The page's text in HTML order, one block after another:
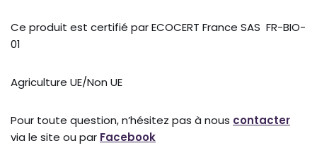
Ce produit est certifié par ECOCERT France SAS FR-BIO-
01
Agriculture UE/Non UE
Pour toute question, n’hésitez pas à nous contacter
via le site ou par Facebook